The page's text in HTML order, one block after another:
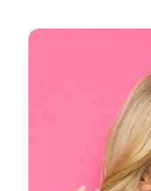
Main navigation
Online leden